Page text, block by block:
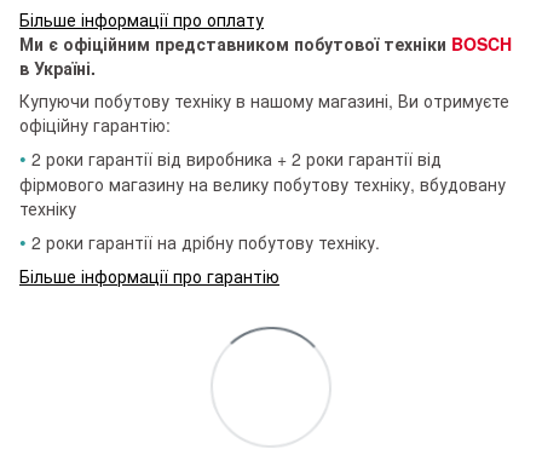
Більше інформації про оплату
Ми є офіційним представником побутової техніки BOSCH
в Україні.
Купуючи побутову техніку в нашому магазині, Ви отримуєте
офіційну гарантію:
• 2 роки гарантії від виробника + 2 роки гарантії від
фірмового магазину на велику побутову техніку, вбудовану
техніку
• 2 роки гарантії на дрібну побутову техніку.
Більше інформації про гарантію